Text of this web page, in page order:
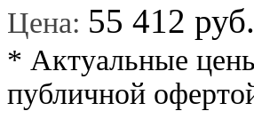
Цена: 55 412 руб.
* Актуальные
публичной